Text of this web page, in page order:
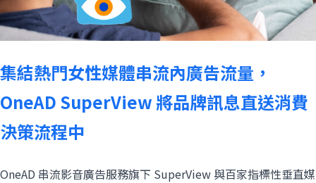
集結熱門女性媒體串流內廣告流量，
OneAD SuperView 將品牌訊息直送消費
決策流程中
OneAD 串流影音廣告服務旗下 SuperView 與百家指標性垂直媒